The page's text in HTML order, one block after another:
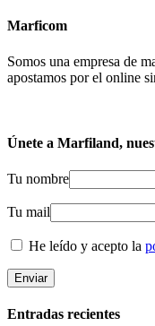
Marficom
Somos una empresa de
apostamos por el online
Únete a Marfiland,
Tu nombre
Tu mail
He leído y acepto la
Entradas recientes